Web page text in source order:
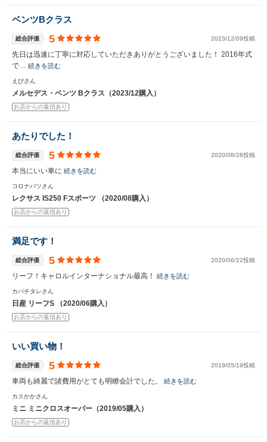
ベンツBクラス
総合評価 5 2023/12/09投稿
先日は迅速に丁寧に対応していただきありがとうございました！ 2016年式
で… 続きを読む
えびさん
メルセデス・ベンツ Bクラス（2023/12購入）
お店からの返信あり
あたりでした！
総合評価 5 2020/08/28投稿
本当にいい車に 続きを読む
コロナバツさん
レクサス IS250 Fスポーツ （2020/08購入）
お店からの返信あり
満足です！
総合評価 5 2020/06/22投稿
リーフ！キャロルインターナショナル最高！ 続きを読む
カバチタレさん
日産 リーフS （2020/06購入）
お店からの返信あり
いい買い物！
総合評価 5 2019/05/19投稿
車両も綺麗で諸費用がとても明瞭会計でした。 続きを読む
カスかかさん
ミニ ミニクロスオーバー（2019/05購入）
お店からの返信あり
入力途中の情報を保存しますか？
※次回問い合わせをする際に自動入力されます
いいえ